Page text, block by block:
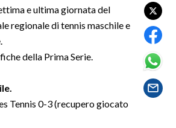
e ultima giornata del
regionale di tennis maschile e
della Prima Serie.
Tennis 0-3 (recupero giocato